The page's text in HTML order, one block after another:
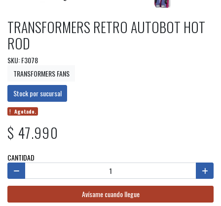
TRANSFORMERS RETRO AUTOBOT HOT
ROD
SKU: F3078
TRANSFORMERS FANS
Stock por sucursal
Agotado.
$ 47.990
CANTIDAD
Avísame cuando llegue